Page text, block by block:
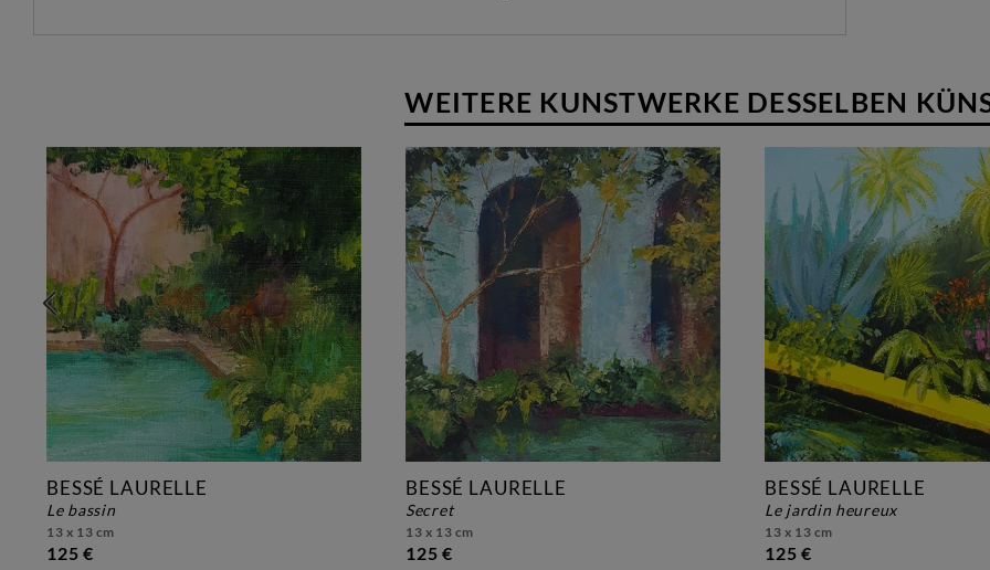
WEITERE KUNSTWERKE DESSELBEN
BESSÉ LAURELLE
le bassin
13 x 13 cm
125 €
BESSÉ LAURELLE
secret
13 x 13 cm
125 €
BESSÉ LAURELLE
le jardin heureux
13 x 13 cm
125 €